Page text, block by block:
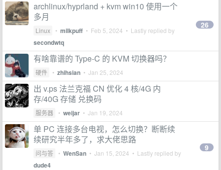
archlinux/hyprland + kvm win10 使用一个
多月
Linux • milkpuff • Feb 5, 2024 • Lastly replied by
secondwtq
26
有啥靠谱的 Type-C 的 KVM 切换器吗？
硬件 • zhihsian • Jan 25, 2024
出 v.ps 法兰克福 CN 优化 4 核/4G 内
存/40G 存储 兑换码
服务器 • weijar • Jan 19, 2024
单 PC 连接多台电视，怎么切换？断断续
续研究半年多了，求大佬思路
问与答 • WenSan • Jan 15, 2024 • Lastly replied by
dude4
9